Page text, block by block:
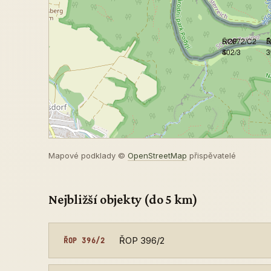
5/2072/C2
S
ŘOP
402/3
Mapové podklady © OpenStreetMap přispěvatelé
Nejbližší objekty (do 5 km)
ŘOP 396/2 ŘOP 396/2